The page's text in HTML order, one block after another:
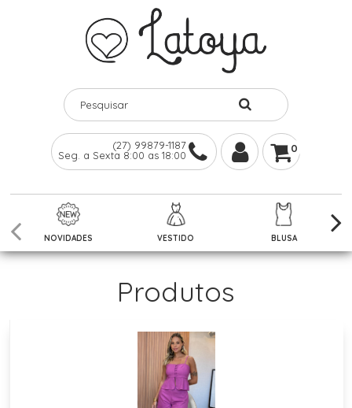
(27) 99879-1187
Seg. a Sexta 8:00 as 18:00
0
NOVIDADES VESTIDO BLUSA
Produtos